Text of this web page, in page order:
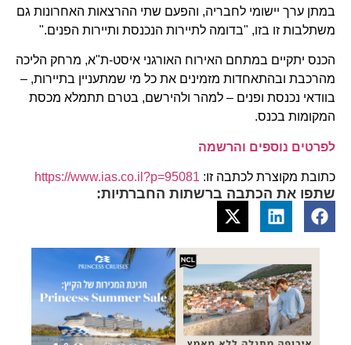
במתן ערך יישומי לחבריה, והפעם שתי ההרצאות האחרונות גם
משתלבות זו בזו, "בדומה לתיירות הנכנסת ותיירות הפנים."
הכנס יתקיים במתחם האירוח האורגני איסט-ת"א, מרחק הליכה
מהרכבת ובהתאחדות מזמינים את כל מי שמתעניין בתיירות, –
בוודאי נכנסת ופנים – למהר ולהירשם, בטרם תתמלא מכסת
המקומות בכנס.
לפרטים נוספים והרשמה
כתובת מקוצרת לכתבה זו: https://www.ias.co.il?p=95081
שתפו את הכתבה ברשתות החברתיות: